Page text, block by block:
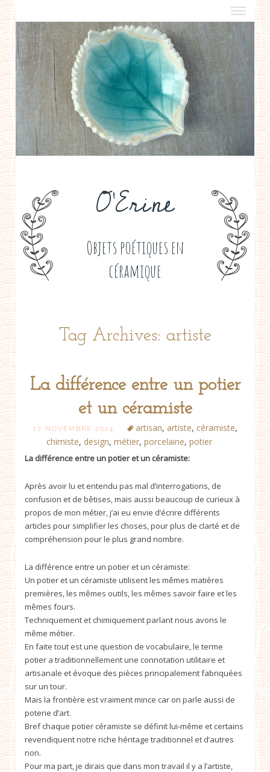
O'Erine
Objets poétiques en
céramique
a propos
boutiques de créateurs
contact
politique de confidentialité
Tag Archives: artiste
La différence entre un potier
et un céramiste
17 NOVEMBRE 2014 artisan, artiste, céramiste,
chimiste, design, métier, porcelaine, potier
La différence entre un potier et un céramiste:
Après avoir lu et entendu pas mal d’interrogations, de
confusion et de bêtises, mais aussi beaucoup de curieux à
propos de mon métier, j’ai eu envie d’écrire différents
articles pour simplifier les choses, pour plus de clarté et de
compréhension pour le plus grand nombre.
La différence entre un potier et un céramiste:
Un potier et un céramiste utilisent les mêmes matières
premières, les mêmes outils, les mêmes savoir faire et les
mêmes fours.
Techniquement et chimiquement parlant nous avons le
même métier.
En faite tout est une question de vocabulaire, le terme
potier a traditionnellement une connotation utilitaire et
artisanale et évoque des pièces principalement fabriquées
sur un tour.
Mais la frontière est vraiment mince car on parle aussi de
poterie d’art.
Bref chaque potier céramiste se définit lui-même et certains
revendiquent notre riche héritage traditionnel et d’autres
non.
Pour ma part, je dirais que dans mon travail il y a l’artiste,